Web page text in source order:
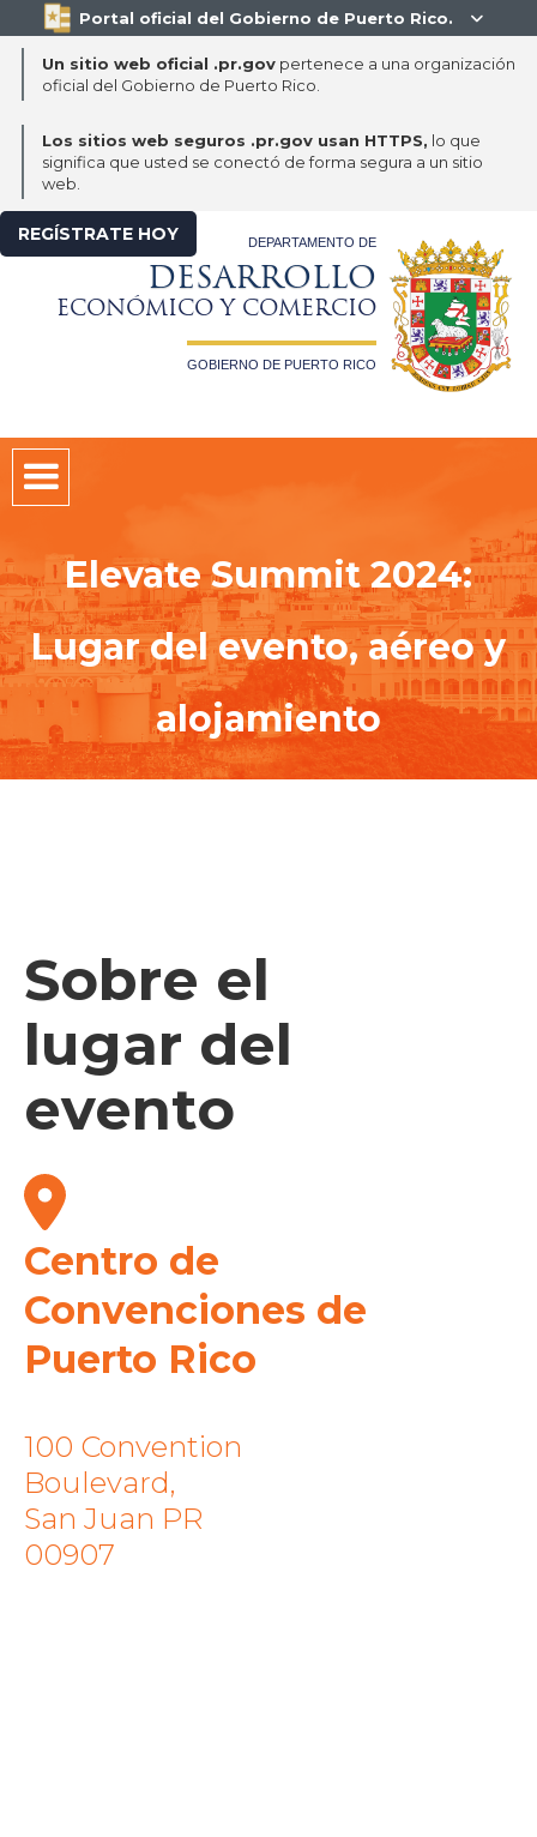
Portal oficial del Gobierno de Puerto Rico. 
Un sitio web oficial .pr.govpertenece a una organización
oficial del Gobierno de Puerto Rico.
Los sitios web seguros .pr.gov usan HTTPS, lo que
significa que usted se conectó de forma segura a un sitio
web.
REGÍSTRATE HOY DEPARTAMENTO DE
DESARROLLO
ECONÓMICO Y COMERCIO
GOBIERNO DE PUERTO RICO
Elevate Summit 2024:
Lugar del evento, aéreo y
alojamiento
Sobre el
lugar del
evento
Centro de
Convenciones de
Puerto Rico
100 Convention
Boulevard,
San Juan PR
00907